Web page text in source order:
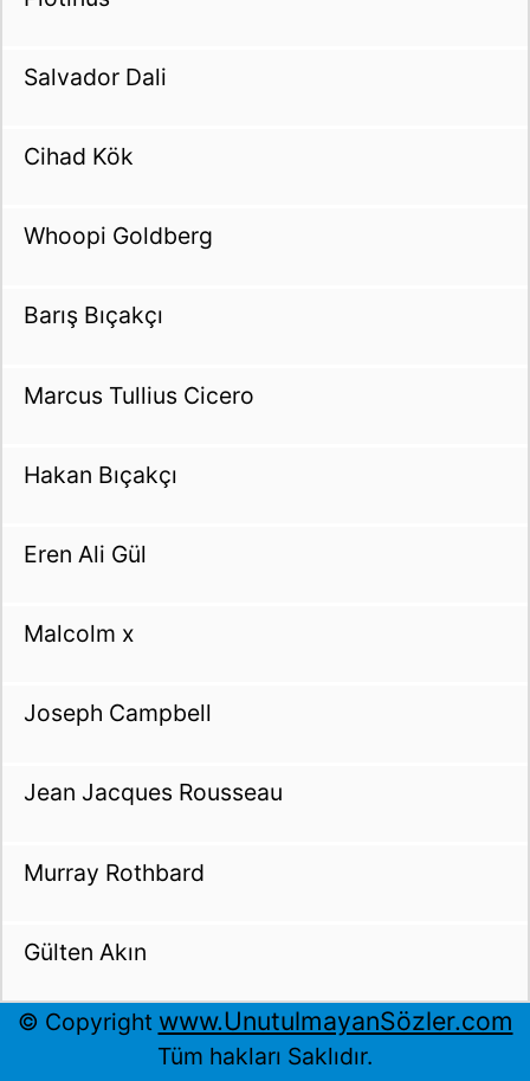
Salvador Dali
Cihad Kök
Whoopi Goldberg
Barış Bıçakçı
Marcus Tullius Cicero
Hakan Bıçakçı
Eren Ali Gül
Malcolm x
Joseph Campbell
Jean Jacques Rousseau
Murray Rothbard
Gülten Akın
© Copyright www.UnutulmayanSözler.com
Tüm hakları Saklıdır.